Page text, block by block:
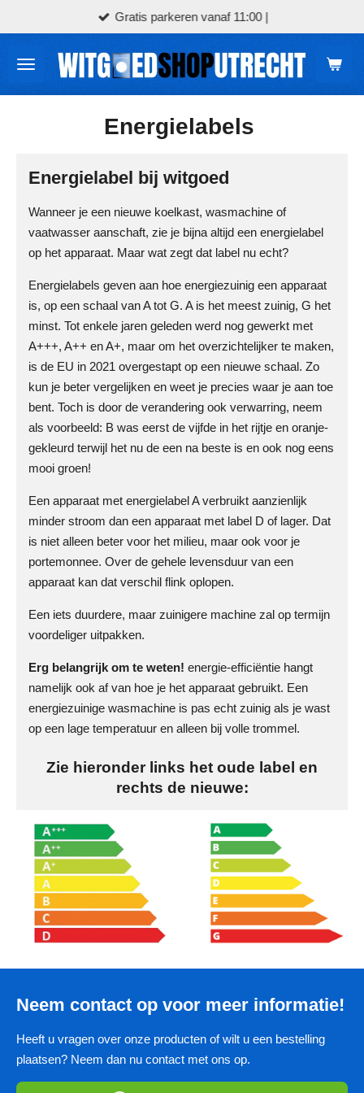
direct
naar
hoofdinhoud
Gratis parkeren vanaf 11:00 |
Energielabels
Energielabel bij witgoed
Wanneer je een nieuwe koelkast, wasmachine of
vaatwasser aanschaft, zie je bijna altijd een energielabel
op het apparaat. Maar wat zegt dat label nu echt?
Energielabels geven aan hoe energiezuinig een apparaat
is, op een schaal van A tot G. A is het meest zuinig, G het
minst. Tot enkele jaren geleden werd nog gewerkt met
A+++, A++ en A+, maar om het overzichtelijker te maken,
is de EU in 2021 overgestapt op een nieuwe schaal. Zo
kun je beter vergelijken en weet je precies waar je aan toe
bent. Toch is door de verandering ook verwarring, neem
als voorbeeld: B was eerst de vijfde in het rijtje en oranje-
gekleurd terwijl het nu de een na beste is en ook nog eens
mooi groen!
Een apparaat met energielabel A verbruikt aanzienlijk
minder stroom dan een apparaat met label D of lager. Dat
is niet alleen beter voor het milieu, maar ook voor je
portemonnee. Over de gehele levensduur van een
apparaat kan dat verschil flink oplopen.
Een iets duurdere, maar zuinigere machine zal op termijn
voordeliger uitpakken.
Erg belangrijk om te weten! energie-efficiëntie hangt
namelijk ook af van hoe je het apparaat gebruikt. Een
energiezuinige wasmachine is pas echt zuinig als je wast
op een lage temperatuur en alleen bij volle trommel.
Zie hieronder links het oude label en
rechts de nieuwe:
Neem contact op voor meer informatie!
Heeft u vragen over onze producten of wilt u een bestelling
plaatsen? Neem dan nu contact met ons op.